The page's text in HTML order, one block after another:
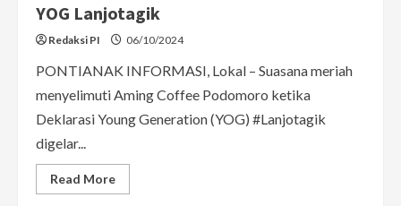
YOG Lanjotagik
Redaksi PI 06/10/2024
PONTIANAK INFORMASI, Lokal – Suasana meriah
menyelimuti Aming Coffee Podomoro ketika
Deklarasi Young Generation (YOG) #Lanjotagik
digelar...
Read MoreRead
more